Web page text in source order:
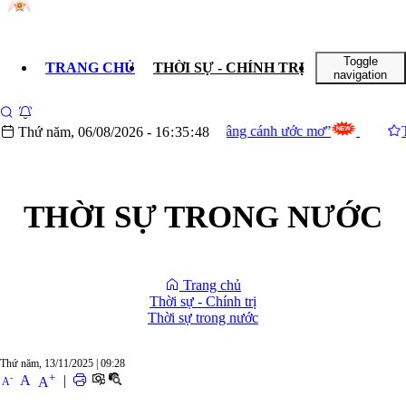
TRANG CHỦ THỜI SỰ - CHÍNH TRỊ KHOA
Toggle
navigation
Thứ năm, 06/08/2026 - 16:35:50
yêu thương – Nâng cánh ước mơ” Thành phố Huế kêu
THỜI SỰ TRONG NƯỚC
Trang chủ
Thời sự - Chính trị
Thời sự trong nước
Thứ năm, 13/11/2025 09:28
A- A A+ |